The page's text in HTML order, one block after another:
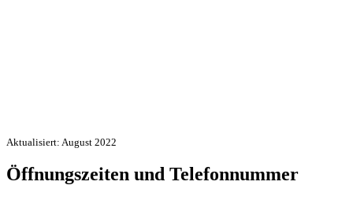
Aktualisiert: August 2022
Öffnungszeiten und Telefonnummer